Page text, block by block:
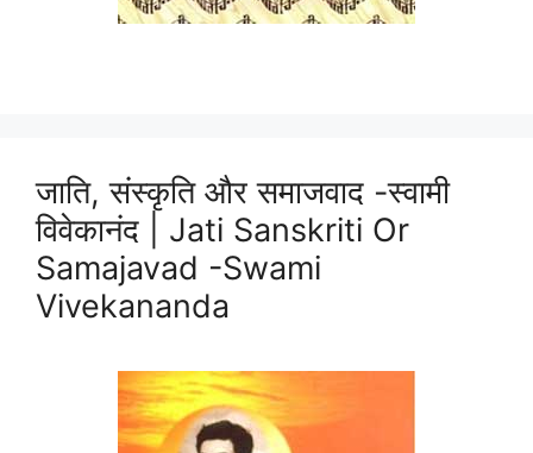
जाति, संस्कृति और समाजवाद -स्वामी
विवेकानंद | Jati Sanskriti Or
Samajavad -Swami
Vivekananda